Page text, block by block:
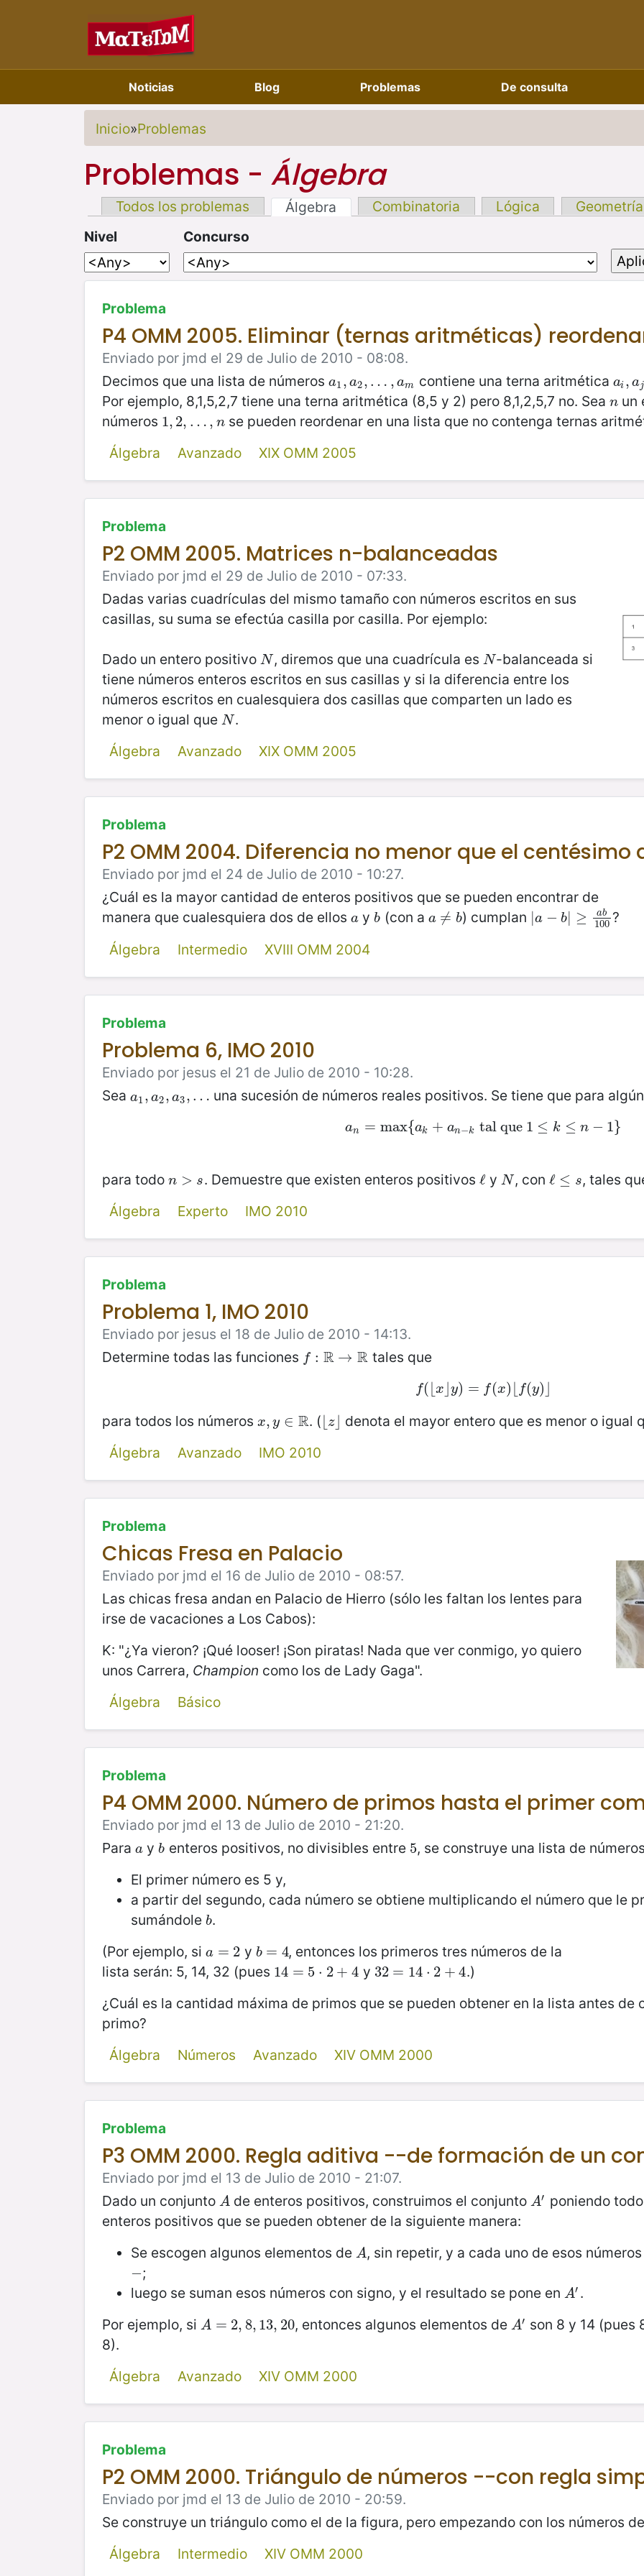
Noticias Blog Problemas De consulta
Inicio»Problemas
Problemas - Álgebra
Todos los problemas Álgebra Combinatoria Lógica Geometría
Nivel
Concurso
Problema
P4 OMM 2005. Eliminar (ternas aritméticas)
Enviado por jmd el 29 de Julio de 2010 - 08:08.
Decimos que una lista de números a1, a2, … , am
a1 ,a2,… , a m contiene una terna aritmética ai , aj
ai,aj,
Por ejemplo, 8,1,5,2,7 tiene una terna aritmética (8,5 y 2) pero 8,1,2,5,7 no. Sea n
n un
números 1, 2, … , n
1,2,… ,n
se pueden reordenar en una lista que no contenga ternas
Álgebra
Avanzado XIX OMM 2005
Problema
P2 OMM 2005. Matrices n-balanceadas
Enviado por jmd el 29 de Julio de 2010 - 07:33.
Dadas varias cuadrículas del mismo tamaño con números escritos en sus
casillas, su suma se efectúa casilla por casilla. Por ejemplo:
Dado un entero positivo N
N, diremos que una cuadrícula es N
N-balanceada si
tiene números enteros escritos en sus casillas y si la diferencia entre los
números escritos en cualesquiera dos casillas que comparten un lado es
menor o igual que N
N.
Álgebra
Avanzado XIX OMM 2005
Problema
P2 OMM 2004. Diferencia no menor que el
Enviado por jmd el 24 de Julio de 2010 - 10:27.
¿Cuál es la mayor cantidad de enteros positivos que se pueden encontrar de
manera que cualesquiera dos de ellos a
a yb
b (con a a ≠ b
a≠b ) cumplan |a − b ≥ ab
100
|a −b|≥ ab 100?
Álgebra
Intermedio XVIII OMM 2004
Problema
Problema 6, IMO 2010
Enviado por jesus el 21 de Julio de 2010 - 10:28.
Sea a1, a2, a3, …
a1 ,a2,a3,… una sucesión de números reales positivos. Se tiene que para
an = max{ak + an−k tal que 1 ≤ k ≤ n − 1}
a n=max{ak+an− ktal que 1≤ k≤n −1 }
para todo n > s
n>s . Demuestre que existen enteros positivos ℓ
ℓy N
N, con ℓ ≤ s
ℓ≤s , tales
Álgebra
Experto IMO 2010
Problema
Problema 1, IMO 2010
Enviado por jesus el 18 de Julio de 2010 - 14:13.
Determine todas las funciones f : R → R
f: R →R tales que
f( x y) = f(x) f(y)
(⌊ x⌋y )= (x)⌊f y)⌋
para todos los números x, y ∈ R
x,y∈R . ( z
z⌋ denota el mayor entero que es menor o igual
Álgebra
Avanzado IMO 2010
Problema
Chicas Fresa en Palacio
Enviado por jmd el 16 de Julio de 2010 - 08:57.
Las chicas fresa andan en Palacio de Hierro (sólo les faltan los lentes para
irse de vacaciones a Los Cabos):
K: "¿Ya vieron? ¡Qué looser! ¡Son piratas! Nada que ver conmigo, yo quiero
unos Carrera, Champion como los de Lady Gaga".
Álgebra
Básico
Problema
P4 OMM 2000. Número de primos hasta el primer
Enviado por jmd el 13 de Julio de 2010 - 21:20.
Para a
a yb
b enteros positivos, no divisibles entre 5
5, se construye una lista de
El primer número es 5 y,
a partir del segundo, cada número se obtiene multiplicando el número que le
sumándole b
b.
(Por ejemplo, si a = 2
a =2 y b = 4
b =4 , entonces los primeros tres números de la
lista serán: 5, 14, 32 (pues 14 = 5 ⋅ 2 + 4
14 =5 ⋅2+4 y 32 = 14 ⋅ 2 + 4
32 =14⋅2+4
.)
¿Cuál es la cantidad máxima de primos que se pueden obtener en la lista antes de
primo?
Álgebra
Números Avanzado XIV OMM 2000
Problema
P3 OMM 2000. Regla aditiva --de formación de un
Enviado por jmd el 13 de Julio de 2010 - 21:07.
Dado un conjunto A
Ade enteros positivos, construimos el conjunto A′
A′ poniendo
enteros positivos que se pueden obtener de la siguiente manera:
Se escogen algunos elementos de A
A, sin repetir, y a cada uno de esos
−
−;
luego se suman esos números con signo, y el resultado se pone en A′
A′ .
Por ejemplo, si A = 2, 8, 13, 20
A=2 8, 13 ,20 , entonces algunos elementos de A′
A′ son 8 y 14 (pues
8).
Álgebra
Avanzado XIV OMM 2000
Problema
P2 OMM 2000. Triángulo de números --con regla
Enviado por jmd el 13 de Julio de 2010 - 20:59.
Se construye un triángulo como el de la figura, pero empezando con los números
Álgebra
Intermedio XIV OMM 2000